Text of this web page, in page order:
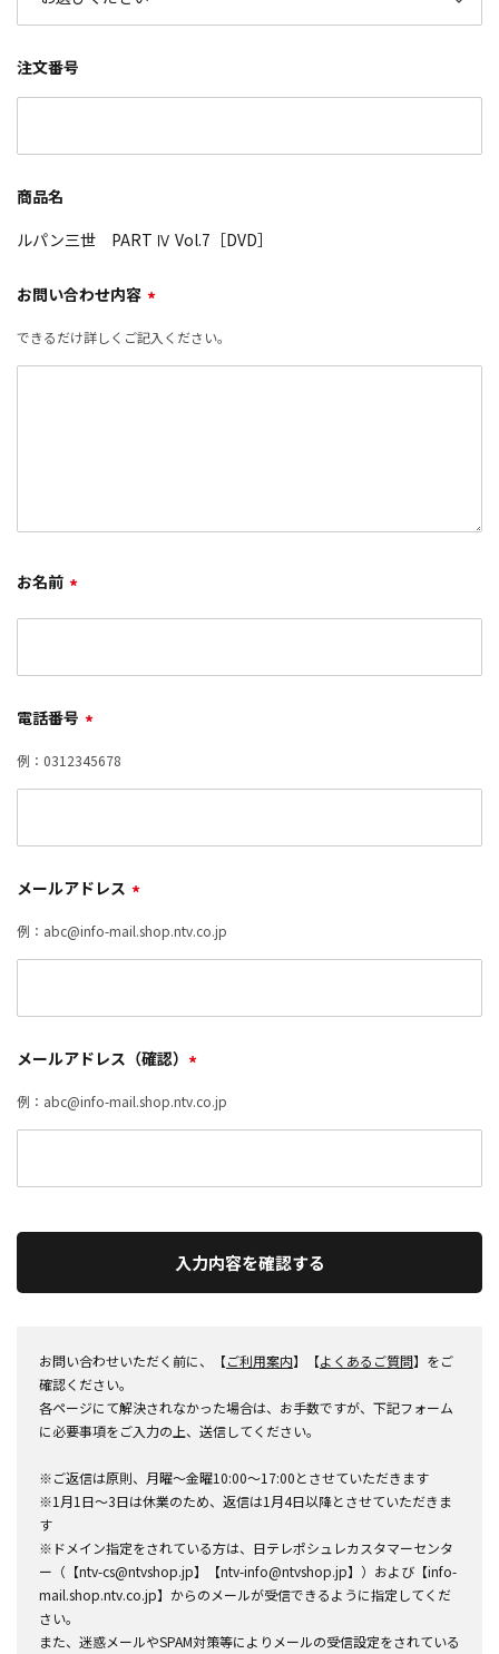
注文番号
商品名
ルパン三世 PART Ⅳ Vol.7［DVD］
お問い合わせ内容 *
できるだけ詳しくご記入ください。
お名前 *
電話番号 *
例：0312345678
メールアドレス *
例：abc@info-mail.shop.ntv.co.jp
メールアドレス（確認） *
例：abc@info-mail.shop.ntv.co.jp
入力内容を確認する
お問い合わせいただく前に、【ご利用案内】【よくあるご質問】をご
確認ください。
各ページにて解決されなかった場合は、お手数ですが、下記フォーム
に必要事項をご入力の上、送信してください。
※ご返信は原則、月曜～金曜10:00～17:00とさせていただきます
※1月1日～3日は休業のため、返信は1月4日以降とさせていただきま
す
※ドメイン指定をされている方は、日テレポシュレカスタマーセンタ
ー（【ntv-cs@ntvshop.jp】【ntv-info@ntvshop.jp】）および【info-
mail.shop.ntv.co.jp】からのメールが受信できるように指定してくだ
さい。
また、迷惑メールやSPAM対策等によりメールの受信設定をされている